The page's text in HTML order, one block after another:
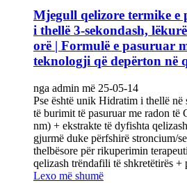
Mjegull qelizore termike e
i thellë 3-sekondash,
orë | Formulë e pasuruar
teknologji që depërton në
nga admin më 25-05-14
Pse është unik‌ Hidratim i thellë në
të burimit të pasuruar me radon
nm) + ekstrakte të dyfishta
gjurmë duke përfshirë stroncium/
thelbësore për rikuperimin
qelizash trëndafili të shkretëtirës +
Lexo më shumë